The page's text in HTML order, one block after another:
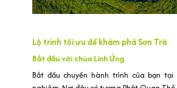
Lộ trình tối ưu để khám phá Sơn Trà
Bắt đầu với chùa Linh Ứng
Bắt đầu chuyến hành trình của bạn tại